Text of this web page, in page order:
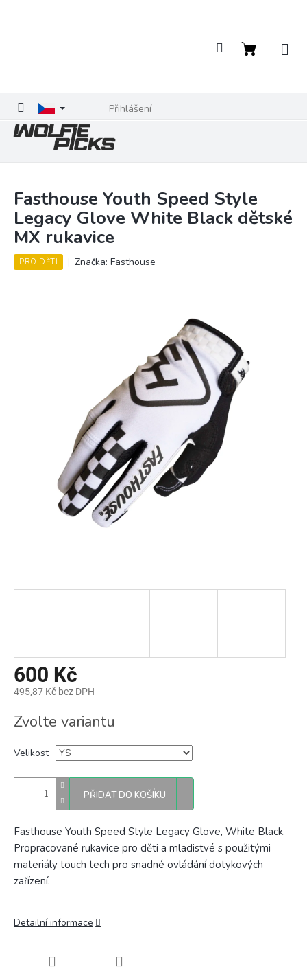
Přihlášení
Nákupní
Fasthouse Youth Speed Style
Legacy Glove White Black dětské
MX rukavice
PRO DĚTI Značka: Fasthouse
600 Kč
495,87 Kč bez DPH
cena:
Zvolte variantu
Velikost
PŘIDAT DO KOŠÍKU
Fasthouse Youth Speed Style Legacy Glove, White Black.
Propracované rukavice pro děti a mladistvé s použitými
materiály touch tech pro snadné ovládání dotykových
zařízení.
Detailní informace